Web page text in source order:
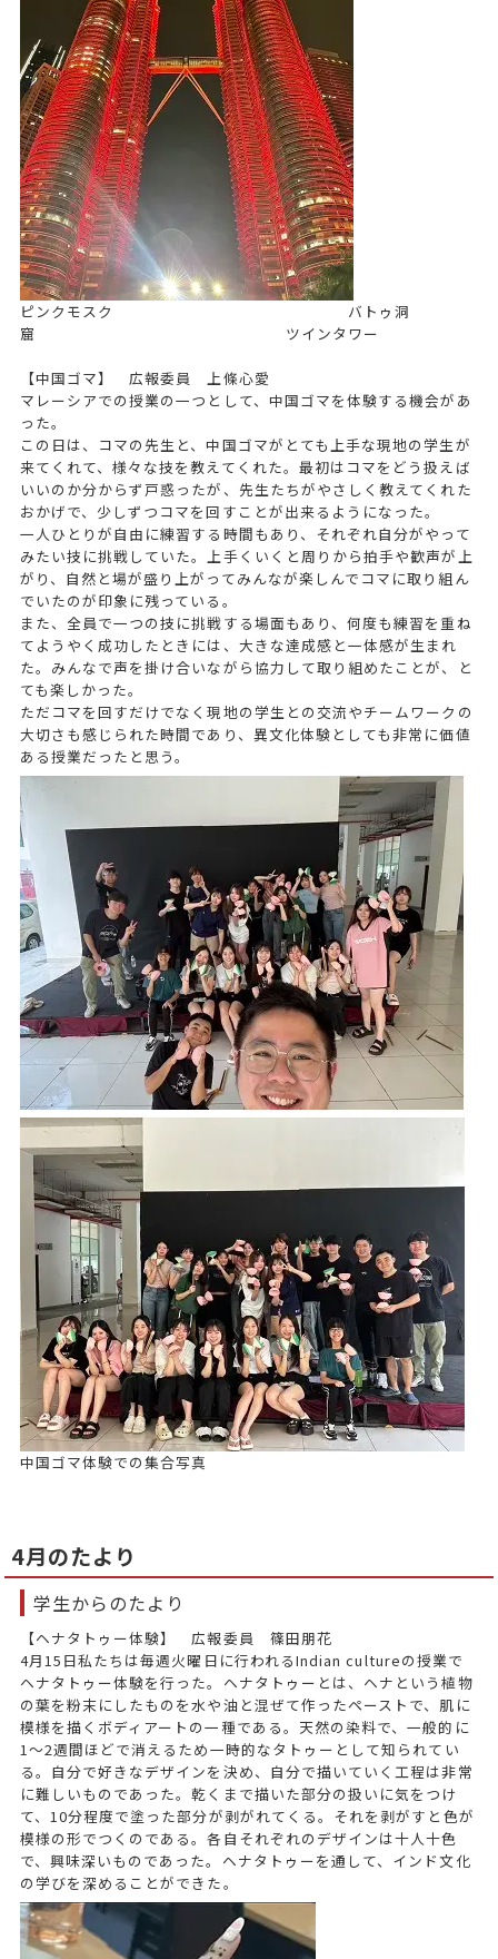
ピンクモスク バトゥ洞
窟 ツインタワー
【中国ゴマ】 広報委員 上條心愛
マレーシアでの授業の一つとして、中国ゴマを体験する機会があ
った。
この日は、コマの先生と、中国ゴマがとても上手な現地の学生が
来てくれて、様々な技を教えてくれた。最初はコマをどう扱えば
いいのか分からず戸惑ったが、先生たちがやさしく教えてくれた
おかげで、少しずつコマを回すことが出来るようになった。
一人ひとりが自由に練習する時間もあり、それぞれ自分がやって
みたい技に挑戦していた。上手くいくと周りから拍手や歓声が上
がり、自然と場が盛り上がってみんなが楽しんでコマに取り組ん
でいたのが印象に残っている。
また、全員で一つの技に挑戦する場面もあり、何度も練習を重ね
てようやく成功したときには、大きな達成感と一体感が生まれ
た。みんなで声を掛け合いながら協力して取り組めたことが、と
ても楽しかった。
ただコマを回すだけでなく現地の学生との交流やチームワークの
大切さも感じられた時間であり、異文化体験としても非常に価値
ある授業だったと思う。
中国ゴマ体験での集合写真
4月のたより
学生からのたより
【ヘナタトゥー体験】 広報委員 篠田朋花
4月15日私たちは毎週火曜日に行われるIndian cultureの授業で
ヘナタトゥー体験を行った。ヘナタトゥーとは、ヘナという植物
の葉を粉末にしたものを水や油と混ぜて作ったペーストで、肌に
模様を描くボディアートの一種である。天然の染料で、一般的に
1～2週間ほどで消えるため一時的なタトゥーとして知られてい
る。自分で好きなデザインを決め、自分で描いていく工程は非常
に難しいものであった。乾くまで描いた部分の扱いに気をつけ
て、10分程度で塗った部分が剥がれてくる。それを剥がすと色が
模様の形でつくのである。各自それぞれのデザインは十人十色
で、興味深いものであった。ヘナタトゥーを通して、インド文化
の学びを深めることができた。